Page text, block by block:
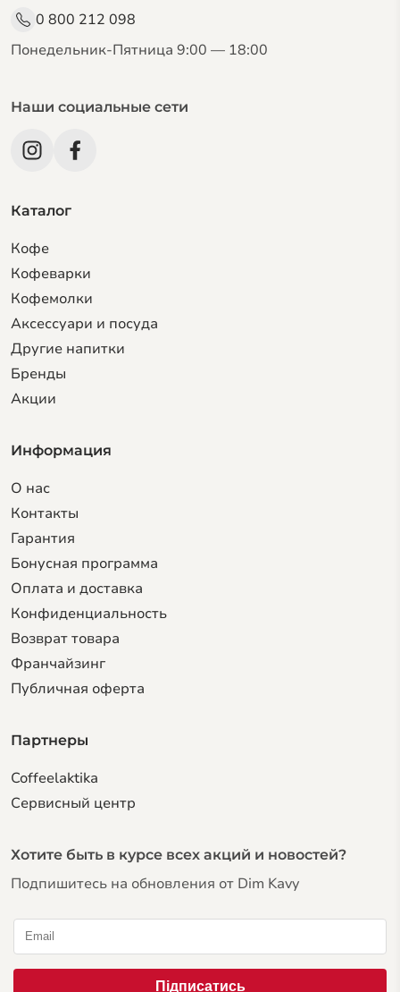
0 800 212 098
Понедельник-Пятница 9:00 — 18:00
Наши социальные сети
Каталог
Кофе
Кофеварки
Кофемолки
Аксессуари и посуда
Другие напитки
Бренды
Акции
Информация
О нас
Контакты
Гарантия
Бонусная программа
Оплата и доставка
Конфиденциальность
Возврат товара
Франчайзинг
Публичная оферта
Партнеры
Coffeelaktika
Сервисный центр
Хотите быть в курсе всех акций и новостей?
Подпишитесь на обновления от Dim Kavy